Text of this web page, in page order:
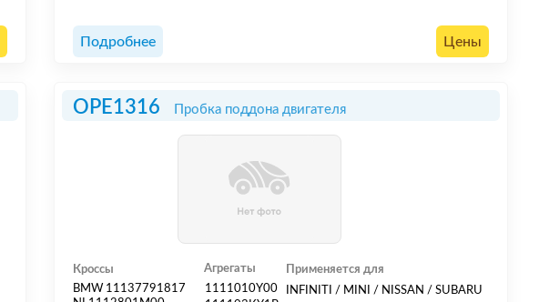
Подробнее Цены
OPE1316 Пробка поддона двигателя
Кроссы
BMW 11137791817
Агрегаты
1111010Y00
Применяется для
INFINITI / MINI / NISSAN / SUBARU